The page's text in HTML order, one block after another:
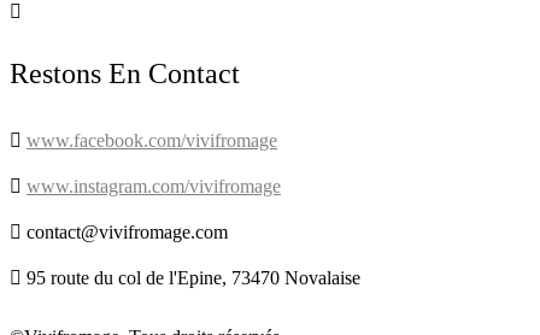

Restons En Contact
 www.facebook.com/vivifromage
 www.instagram.com/vivifromage
 contact@vivifromage.com
 95 route du col de l'Epine, 73470 Novalaise